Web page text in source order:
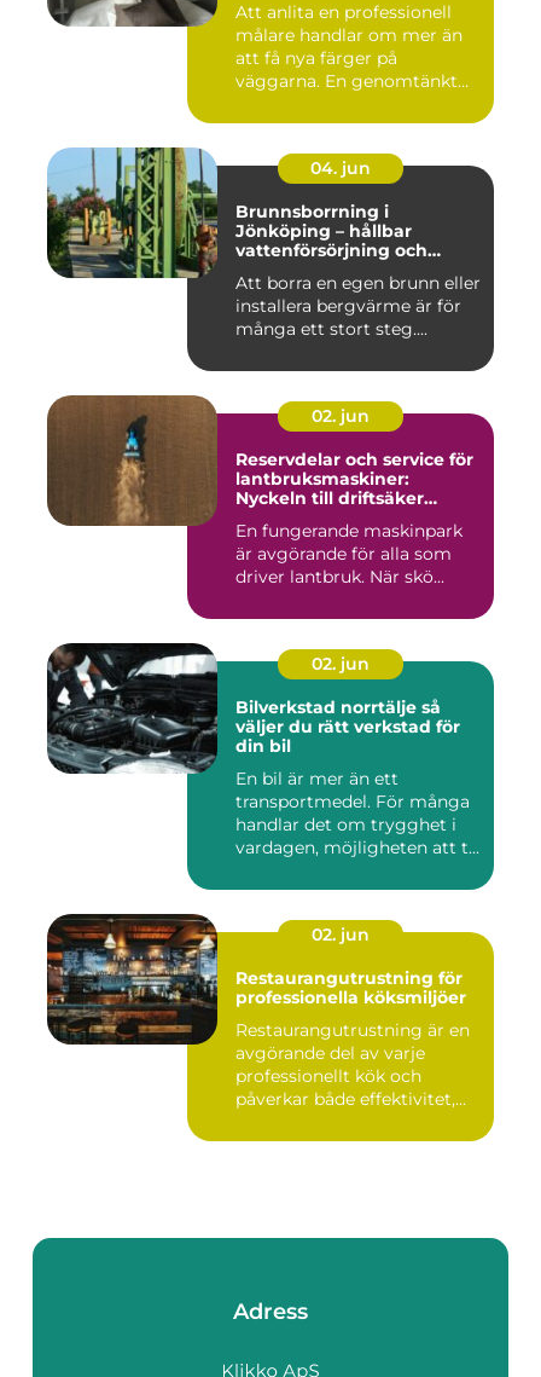
Att anlita en professionell
målare handlar om mer än
att få nya färger på
väggarna. En genomtänkt
04. jun
Brunnsborrning i
Jönköping – hållbar
vattenförsörjning och
Att borra en egen brunn eller
installera bergvärme är för
många ett stort steg....
02. jun
Reservdelar och service för
lantbruksmaskiner:
Nyckeln till driftsäker
En fungerande maskinpark
är avgörande för alla som
driver lantbruk. När skö...
02. jun
Bilverkstad norrtälje så
väljer du rätt verkstad för
din bil
En bil är mer än ett
transportmedel. För många
handlar det om trygghet i
vardagen, möjligheten att t...
02. jun
Restaurangutrustning för
professionella köksmiljöer
Restaurangutrustning är en
avgörande del av varje
professionellt kök och
påverkar både effektivitet,...
Adress